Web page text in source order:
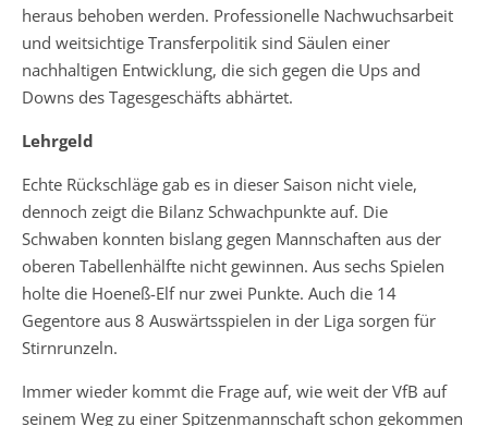
heraus behoben werden. Professionelle Nachwuchsarbeit
und weitsichtige Transferpolitik sind Säulen einer
nachhaltigen Entwicklung, die sich gegen die Ups and
Downs des Tagesgeschäfts abhärtet.
Lehrgeld
Echte Rückschläge gab es in dieser Saison nicht viele,
dennoch zeigt die Bilanz Schwachpunkte auf. Die
Schwaben konnten bislang gegen Mannschaften aus der
oberen Tabellenhälfte nicht gewinnen. Aus sechs Spielen
holte die Hoeneß-Elf nur zwei Punkte. Auch die 14
Gegentore aus 8 Auswärtsspielen in der Liga sorgen für
Stirnrunzeln.
Immer wieder kommt die Frage auf, wie weit der VfB auf
seinem Weg zu einer Spitzenmannschaft schon gekommen